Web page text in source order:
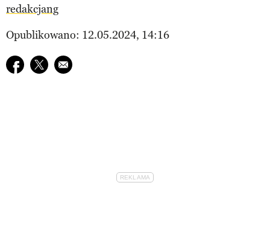
redakcjang
Opublikowano: 12.05.2024, 14:16
Udostępnij na facebook
Udostępnij na twitter
E-mail do przyjaciela